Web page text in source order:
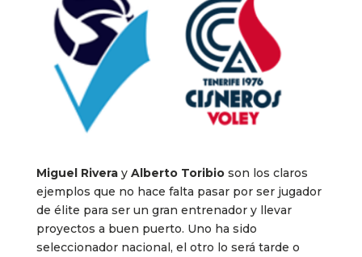
Miguel Riveray Alberto Toribioson los claros
ejemplos que no hace falta pasar por ser jugador
de élite para ser un gran entrenador y llevar
proyectos a buen puerto. Uno ha sido
seleccionador nacional, el otro lo será tarde o